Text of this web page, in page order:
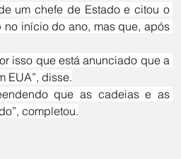
no início do ano, mas que, após
EUA”, disse.
completou.